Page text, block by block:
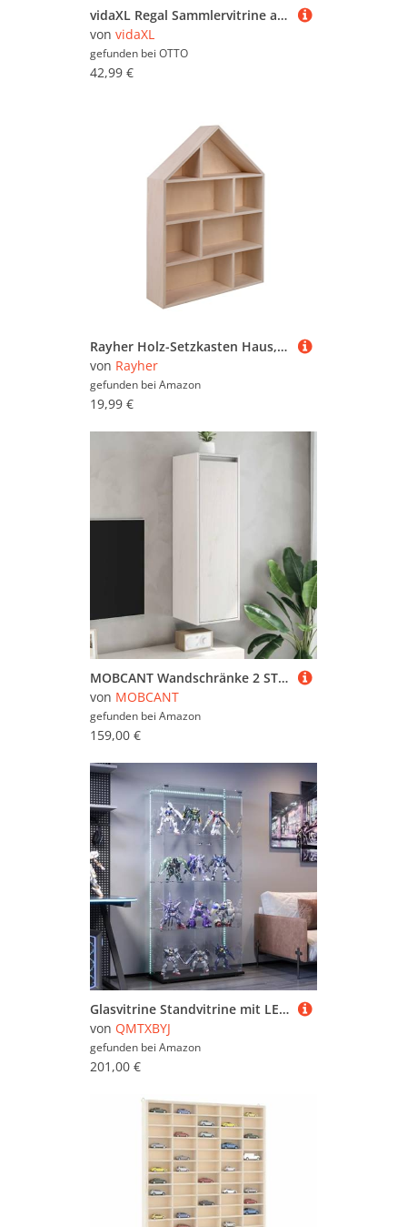
vidaXL Regal Sammlervitrine aus Holz mit Türen 60 x 8,5 x 37 cm, 1-tlg.
von vidaXL
gefunden bei OTTO
42,99 €
Rayher Holz-Setzkasten Haus, 30 x 43 x 8 cm, 8 Abteilungen, zum Hängen, Holzbox in Hausform, FSC zertifiziert, zum Basteln und Bemalen, 64507505, Natur
von Rayher
gefunden bei Amazon
19,99 €
MOBCANT Wandschränke 2 STK. Weiß 30x30x100 cm Massivholz Kiefer, Kleiderständer Sammlervitrine Wandregale Hängeschrank Verwendbar für Schlafzimmer Arbeitszimmer Waschküche Badezimmer
von MOBCANT
gefunden bei Amazon
159,00 €
Glasvitrine Standvitrine mit LED-Streifen, 163x78.5x35 cm, 4 Lagen Glas Holz Vitrine mit 2 Türen und Schloss, Sammlervitrine Vitrinenschrank aus Gehärtetes Glas, Glasvitrine Stehend für Wohnzimmer
von QMTXBYJ
gefunden bei Amazon
201,00 €